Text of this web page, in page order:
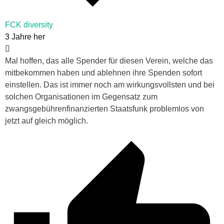
FCK diversity
3 Jahre her
Mal hoffen, das alle Spender für diesen Verein, welche das
mitbekommen haben und ablehnen ihre Spenden sofort
einstellen. Das ist immer noch am wirkungsvollsten und bei
solchen Organisationen im Gegensatz zum
zwangsgebührenfinanzierten Staatsfunk problemlos von
jetzt auf gleich möglich.